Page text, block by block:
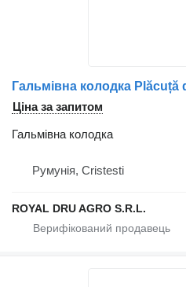
Ціна за запитом
Гальмівна колодка
Румунія, Cristesti
ROYAL DRU AGRO S.R.L.